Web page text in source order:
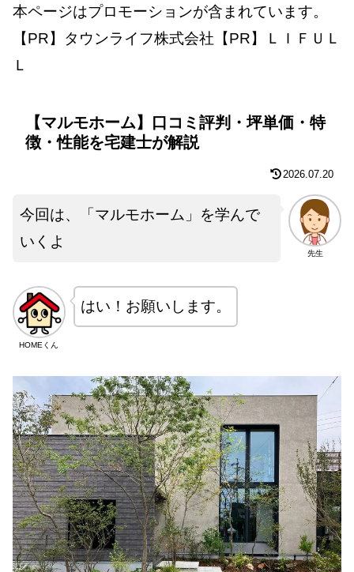
本ページはプロモーションが含まれています。
【PR】タウンライフ株式会社【PR】ＬＩＦＵＬ
Ｌ
【マルモホーム】口コミ評判・坪単価・特
徴・性能を宅建士が解説
2026.07.20
先生
今回は、「マルモホーム」を学んで
いくよ
HOMEくん
はい！お願いします。